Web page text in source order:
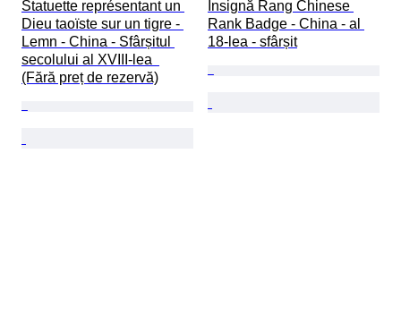
Statuette représentant un
Dieu taoïste sur un tigre -
Lemn - China - Sfârșitul
secolului al XVIII-lea
(Fără preț de rezervă)
Insignă Rang Chinese
Rank Badge - China - al
18-lea - sfârșit